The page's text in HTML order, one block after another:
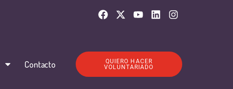
Contacto
QUIERO HACER
VOLUNTARIADO